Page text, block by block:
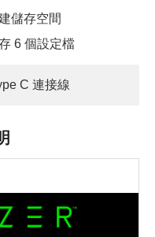
儲存空間
6 個設定檔
C 連接線